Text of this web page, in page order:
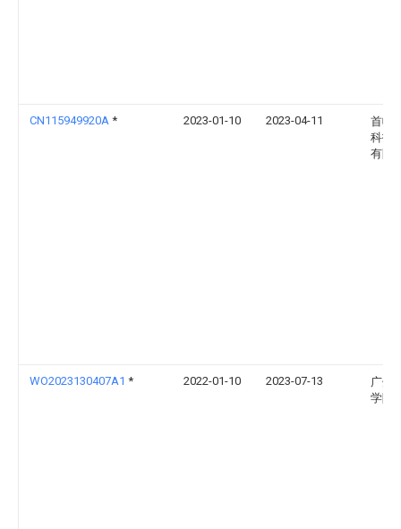
CN115949920A * 2023-01-10 2023-04-11
首帆
科技
有限
WO2023130407A1 * 2022-01-10 2023-07-13
广州
学院